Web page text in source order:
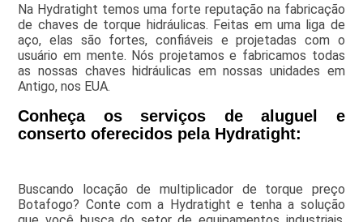
Na Hydratight temos uma forte reputação na fabricação
de chaves de torque hidráulicas. Feitas em uma liga de
aço, elas são fortes, confiáveis e projetadas com o
usuário em mente. Nós projetamos e fabricamos todas
as nossas chaves hidráulicas em nossas unidades em
Antigo, nos EUA.
Conheça os serviços de aluguel e
conserto oferecidos pela Hydratight:
Buscando locação de multiplicador de torque preço
Botafogo? Conte com a Hydratight e tenha a solução